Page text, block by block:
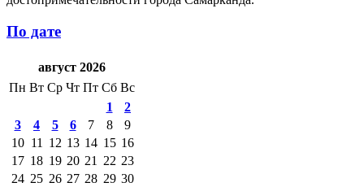
По дате
август 2026
Пн Вт Ср Чт Пт Сб Вс
1
2
3
4 5 6 7 8
9
10 11 12 13 14 15 16
17 18 19 20 21 22 23
24 25 26 27 28 29 30